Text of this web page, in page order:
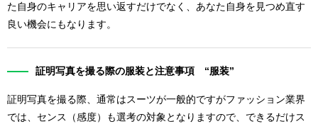
た自身のキャリアを思い返すだけでなく、あなた自身を見つめ直す
良い機会にもなります。
証明写真を撮る際の服装と注意事項 “服装”
証明写真を撮る際、通常はスーツが一般的ですがファッション業界
では、センス（感度）も選考の対象となりますので、できるだけス